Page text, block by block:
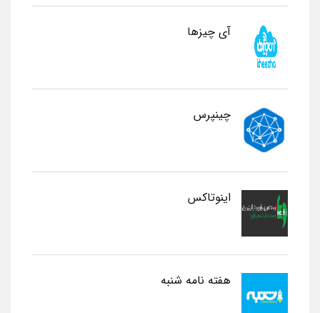
آی چیزها
چینپرس
اینوتاکس
هفته نامه شنبه